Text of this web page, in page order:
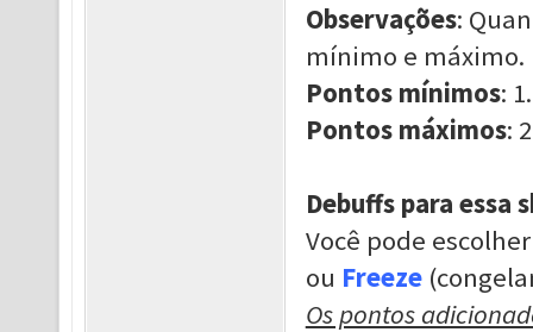
Observações:
mínimo e máximo.
Pontos mínimos: 1.
Pontos máximos:
Debuffs para essa
Você pode
ou Freeze
Os pontos